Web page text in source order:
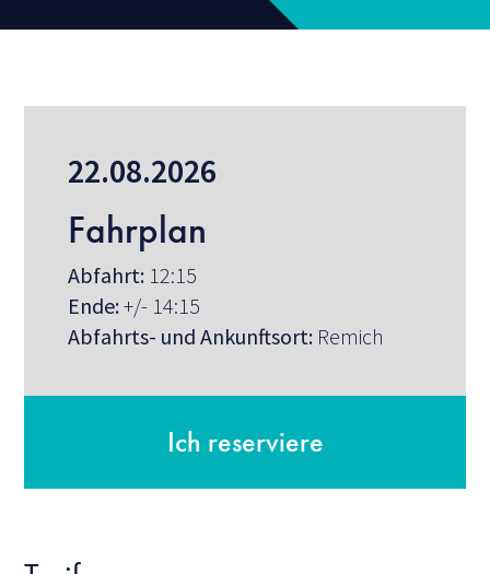
22.08.2026
Fahrplan
Abfahrt: 12:15
Ende:+/- 14:15
Abfahrts- und Ankunftsort: Remich
Ich reserviere